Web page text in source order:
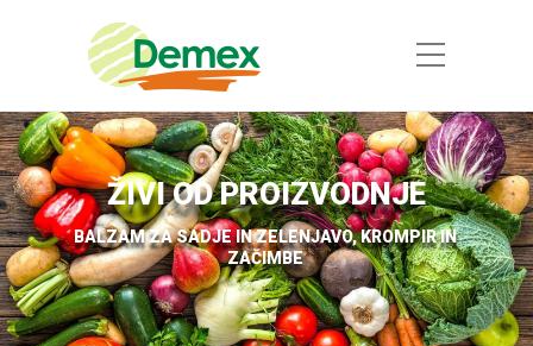
ŽIVI OD PROIZVODNJE
BALZAM ZA SADJE IN ZELENJAVO, KROMPIR IN
ZAČIMBE